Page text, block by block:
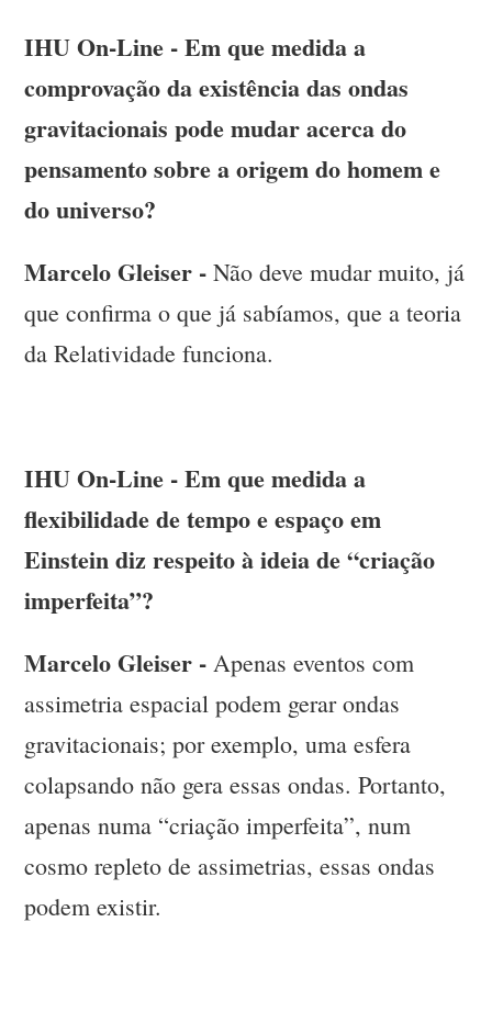
IHU On-Line - Em que medida a
comprovação da existência das ondas
gravitacionais pode mudar acerca do
pensamento sobre a origem do homem e
do universo?
Marcelo Gleiser -Não deve mudar muito, já
que confirma o que já sabíamos, que a teoria
da Relatividade funciona.
IHU On-Line - Em que medida a
flexibilidade de tempo e espaço em
Einstein diz respeito à ideia de “criação
imperfeita”?
Marcelo Gleiser -Apenas eventos com
assimetria espacial podem gerar ondas
gravitacionais; por exemplo, uma esfera
colapsando não gera essas ondas. Portanto,
apenas numa “criação imperfeita”, num
cosmo repleto de assimetrias, essas ondas
podem existir.